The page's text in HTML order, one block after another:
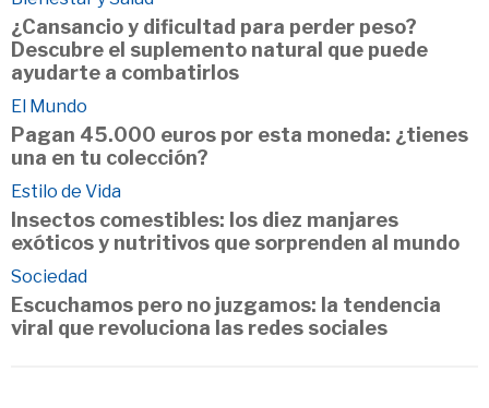
¿Cansancio y dificultad para perder peso?
Descubre el suplemento natural que puede
ayudarte a combatirlos
El Mundo
Pagan 45.000 euros por esta moneda: ¿tienes
una en tu colección?
Estilo de Vida
Insectos comestibles: los diez manjares
exóticos y nutritivos que sorprenden al mundo
Sociedad
Escuchamos pero no juzgamos: la tendencia
viral que revoluciona las redes sociales